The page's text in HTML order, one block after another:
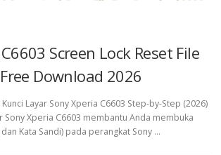
Screen Lock Reset File
Download 2026
Layar Sony Xperia C6603 Step-by-Step (2026)
Sony Xperia C6603 membantu Anda membuka
dan Kata Sandi) pada perangkat Sony …